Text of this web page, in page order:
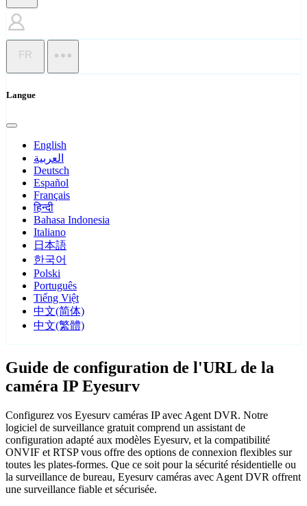
FR
Langue
English
العربية
Deutsch
Español
Français
हिन्दी
Bahasa Indonesia
Italiano
日本語
한국어
Polski
Português
Tiếng Việt
中文(简体)
中文(繁體)
Guide de configuration de l'URL de la
caméra IP Eyesurv
Configurez vos Eyesurv caméras IP avec Agent DVR. Notre
logiciel de surveillance gratuit comprend un assistant de
configuration adapté aux modèles Eyesurv, et la compatibilité
ONVIF et RTSP vous offre des options de connexion flexibles sur
toutes les plates-formes. Que ce soit pour la sécurité résidentielle ou
la surveillance de bureau, Eyesurv caméras avec Agent DVR offrent
une surveillance fiable et sécurisée.